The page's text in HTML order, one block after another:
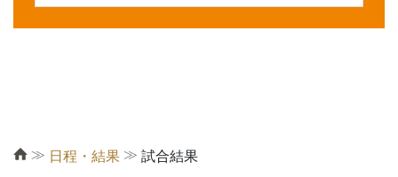
≫ 日程・結果 ≫ 試合結果